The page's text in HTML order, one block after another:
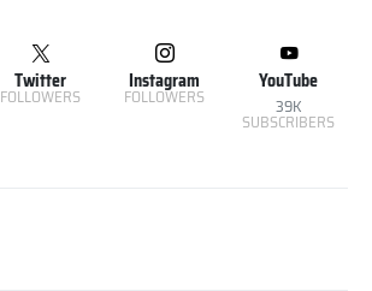
Twitter
FOLLOWERS
Instagram
FOLLOWERS
YouTube
39K
SUBSCRIBERS